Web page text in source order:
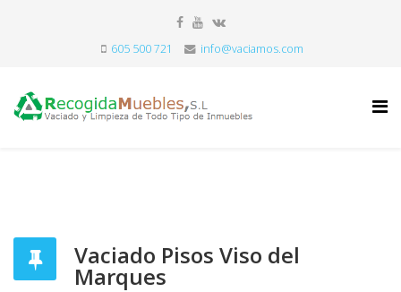
605 500 721 info@vaciamos.com
Vaciado Pisos Viso del
Marques